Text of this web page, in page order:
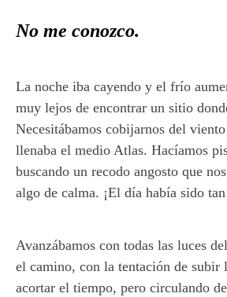
No me conozco.
La noche iba cayendo y el frío
muy lejos de encontrar un sitio
Necesitábamos cobijarnos del
llenaba el medio Atlas. Hacíamos
buscando un recodo angosto que
algo de calma. ¡El día había sido
Avanzábamos con todas las luces
el camino, con la tentación de subir
acortar el tiempo, pero circulando